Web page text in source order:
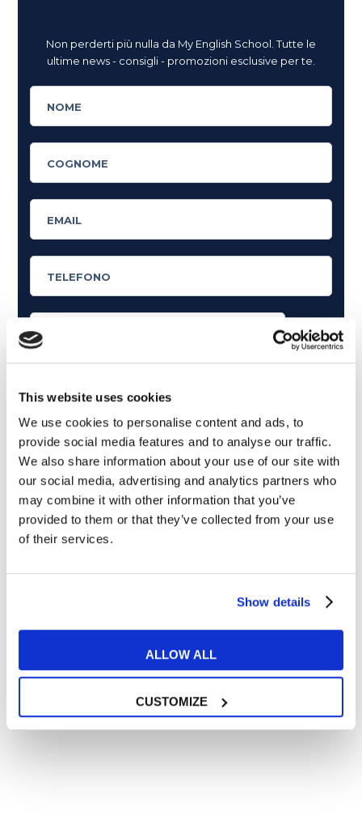
This website uses cookies
We use cookies to personalise content and ads, to
provide social media features and to analyse our traffic.
We also share information about your use of our site with
our social media, advertising and analytics partners who
may combine it with other information that you’ve
provided to them or that they’ve collected from your use
of their services.
Show details
ALLOW ALL
CUSTOMIZE
Non perderti più nulla da My English School. Tutte le
ultime news - consigli - promozioni esclusive per te.
Articoli dedicati alla grammatica inglese
Articoli dedicati a inglese nel mondo del lavoro
Articoli con tips e new sulla lingua inglese
Articoli divertenti su film e musica
In quanto di età superiore ai 16 anni, dichiaro di acconsentire
al trattamento dei miei dati personali in conformità
all’ informativa privacy.
RICHIEDI INFORMAZIONI